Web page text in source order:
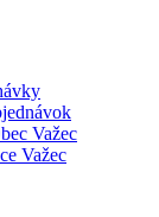
Važec
Važec